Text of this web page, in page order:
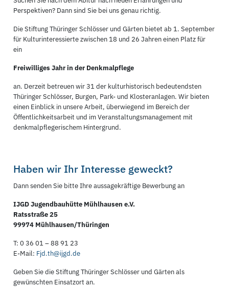
Perspektiven? Dann sind Sie bei uns genau richtig.
Die Stiftung Thüringer Schlösser und Gärten bietet ab 1. September
für Kulturinteressierte zwischen 18 und 26 Jahren einen Platz für
ein
Freiwilliges Jahr in der Denkmalpflege
an. Derzeit betreuen wir 31 der kulturhistorisch bedeutendsten
Thüringer Schlösser, Burgen, Park- und Klosteranlagen. Wir bieten
einen Einblick in unsere Arbeit, überwiegend im Bereich der
Öffentlichkeitsarbeit und im Veranstaltungsmanagement mit
denkmalpflegerischem Hintergrund.
Haben wir Ihr Interesse geweckt?
Dann senden Sie bitte Ihre aussagekräftige Bewerbung an
IJGD Jugendbauhütte Mühlhausen e.V.
Ratsstraße 25
99974 Mühlhausen/Thüringen
T: 0 36 01 – 88 91 23
E-Mail: Fjd.th@ijgd.de
Geben Sie die Stiftung Thüringer Schlösser und Gärten als
gewünschten Einsatzort an.